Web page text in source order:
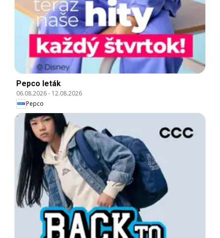
Pepco leták
06.08.2026- 12.08.2026
Pepco